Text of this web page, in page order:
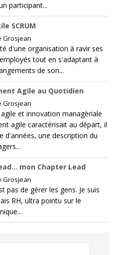
participant...
SCRUM
Grosjean
d'une organisation à ravir ses
tout en s'adaptant à
de son...
Agile au Quotidien
Grosjean
et innovation managèriale
agile caractérisait au départ, il
d'années, une description du
mon Chapter Lead
Grosjean
pas de gérer les gens. Je suis
RH, ultra pointu sur le